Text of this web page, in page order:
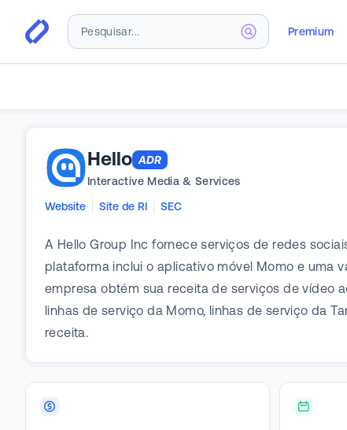
Premium
Hello ADR
Interactive Media & Services
Website
Site de RI SEC
A Hello Group Inc fornece serviços de redes
plataforma inclui o aplicativo móvel Momo e uma
empresa obtém sua receita de serviços de vídeo
linhas de serviço da Momo, linhas de serviço da
receita.